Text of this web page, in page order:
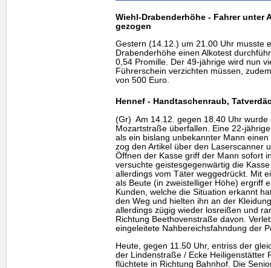
Wiehl-Drabenderhöhe - Fahrer unter
gezogen
Gestern (14.12.) um 21.00 Uhr musste
Drabenderhöhe einen Alkotest
0,54 Promille. Der 49-jährige wird nun
Führerschein verzichten müssen,
von 500 Euro.
Hennef - Handtaschenraub,
(Gr) Am 14.12. gegen 18.40 Uhr
Mozartstraße überfallen. Eine 22-
als ein bislang unbekannter Mann
zog den Artikel über den Laserscanner
Öffnen der Kasse griff der Mann sofort
versuchte geistesgegenwärtig die
allerdings vom Täter weggedrückt. Mit
als Beute (in zweistelliger Höhe) ergriff
Kunden, welche die Situation erkannt
den Weg und hielten ihn an der
allerdings zügig wieder losreißen und
Richtung Beethovenstraße davon.
eingeleitete Nahbereichsfahndung der
Heute, gegen 11.50 Uhr, entriss der
der Lindenstraße / Ecke Heiligenstätter
flüchtete in Richtung Bahnhof. Die